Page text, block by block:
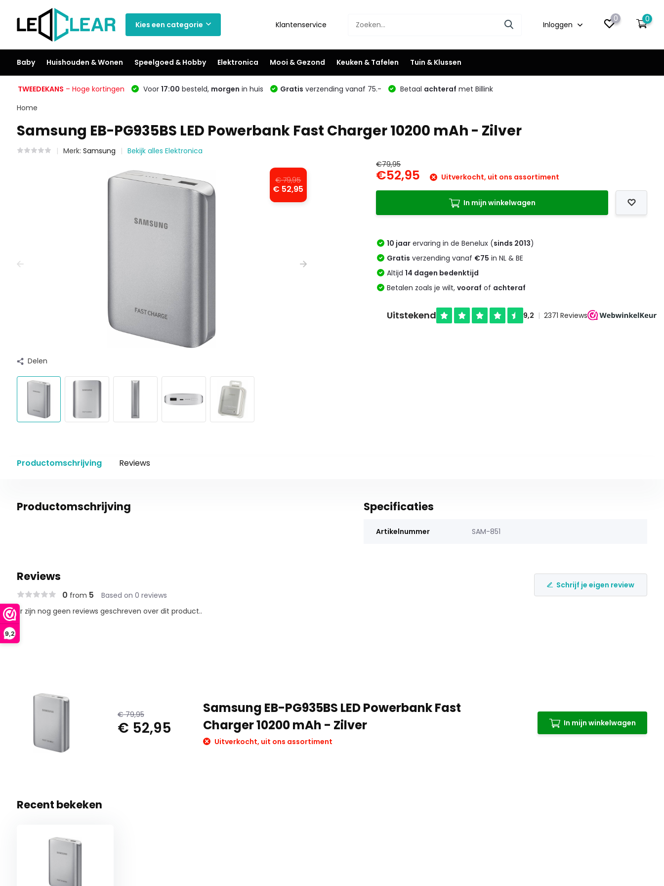
9,2
Kies een categorie Klantenservice Inloggen
0 0
Baby Huishouden & Wonen Speelgoed & Hobby Elektronica Mooi & Gezond Keuken & Tafelen Tuin & Klussen
TWEEDEKANS – Hoge kortingen Voor 17:00 besteld, morgen in huis Gratis verzending vanaf 75.- Betaal achteraf met Billink
Home
Samsung EB-PG935BS LED Powerbank Fast Charger 10200 mAh - Zilver
Merk: Samsung Bekijk alles Elektronica
€ 79,95
€ 52,95
Delen
€79,95
€52,95 Uitverkocht, uit ons assortiment
In mijn winkelwagen
10 jaar ervaring in de Benelux (sinds 2013)
Gratis verzending vanaf €75 in NL & BE
Altijd14 dagen bedenktijd
Betalen zoals je wilt,vooraf of achteraf
Productomschrijving Reviews
Productomschrijving Specificaties
Artikelnummer SAM-851
Reviews
0 from 5 Based on 0 reviews
Schrijf je eigen review
Er zijn nog geen reviews geschreven over dit product..
€ 79,95
€ 52,95
Samsung EB-PG935BS LED Powerbank Fast
Charger 10200 mAh - Zilver
Uitverkocht, uit ons assortiment
In mijn winkelwagen
Recent bekeken